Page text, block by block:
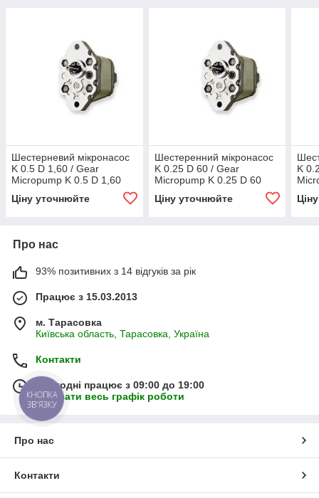
Шестерневий мікронасос
K 0.5 D 1,60 / Gear
Micropump K 0.5 D 1,60
Ціну уточнюйте
Шестеренний мікронасос
K 0.25 D 60 / Gear
Micropump K 0.25 D 60
Ціну уточнюйте
K
Про нас
93% позитивних з 14 відгуків за рік
Працює з 15.03.2013
м. Тарасовка
Київська область, Тарасовка, Україна
Контакти
Сьогодні працює з 09:00 до 19:00
Показати весь графік роботи
Про нас
Контакти
КНОПКА
ЗВ'ЯЗКУ